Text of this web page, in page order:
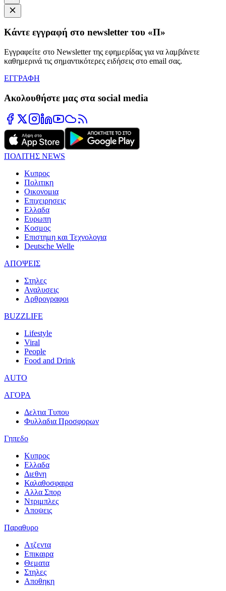
Κάντε εγγραφή στο newsletter του «Π»
Εγγραφείτε στο Newsletter της εφημερίδας για να λαμβάνετε
καθημερινά τις σημαντικότερες ειδήσεις στο email σας.
ΕΓΓΡΑΦΗ
Ακολουθήστε μας στα social media
ΠΟΛΙΤΗΣ NEWS
Κυπρος
Πολιτικη
Οικονομια
Επιχειρησεις
Ελλαδα
Ευρωπη
Κοσμος
Επιστημη και Τεχνολογια
Deutsche Welle
ΑΠΟΨΕΙΣ
Στηλες
Αναλυσεις
Αρθρογραφοι
BUZZLIFE
Lifestyle
Viral
People
Food and Drink
AUTO
ΑΓΟΡΑ
Δελτια Τυπου
Φυλλαδια Προσφορων
Γηπεδο
Κυπρος
Ελλαδα
Διεθνη
Καλαθοσφαιρα
Αλλα Σπορ
Ντριμπλες
Αποψεις
Παραθυρο
Ατζεντα
Επικαιρα
Θεματα
Στηλες
Αποθηκη